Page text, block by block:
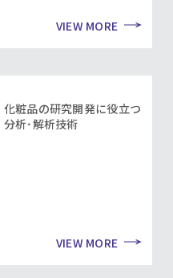
VIEW MORE
化粧品の研究開発に役立つ
分析･解析技術
VIEW MORE